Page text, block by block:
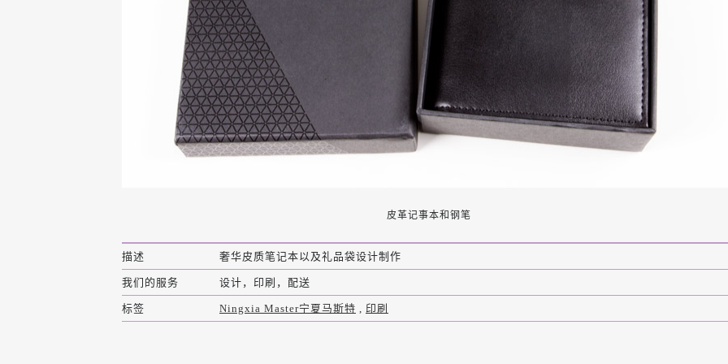
皮革记事本和钢笔
描述 奢华皮质笔记本以及礼品袋设计制作
我们的服务 设计，印刷，配送
标签 Ningxia Master宁夏马斯特 , 印刷